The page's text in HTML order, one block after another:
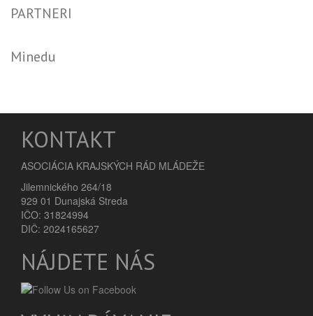
PARTNERI
Minedu
KONTAKT
ASOCIÁCIA KRAJSKÝCH RÁD MLÁDEŽE
Jilemnického 264/18
929 01 Dunajská Streda
IČO: 31824994
DIČ: 2024165627
NÁJDETE NÁS